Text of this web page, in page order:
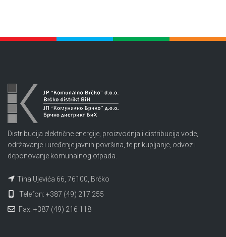
Distribucija električne energije, proizvodnja i distribucija vode,
održavanje i uređenje javnih površina, te prikupljanje, odvoz i
deponovanje komunalnog otpada.
Tina Ujevića 66, 76100, Brčko
Telefon: +387 (49) 217 255
Fax: +387 (49) 216 118